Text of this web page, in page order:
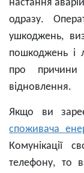
настання
одразу.
ушкоджень,
пошкоджень і
про причини
відновлення.
Якщо ви
споживача
Комунікації
телефону, то